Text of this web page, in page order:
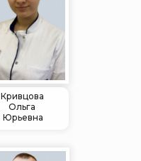
Кривцова
Ольга
Юрьевна